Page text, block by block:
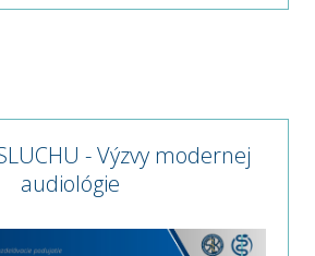
- Výzvy modernej
audiológie